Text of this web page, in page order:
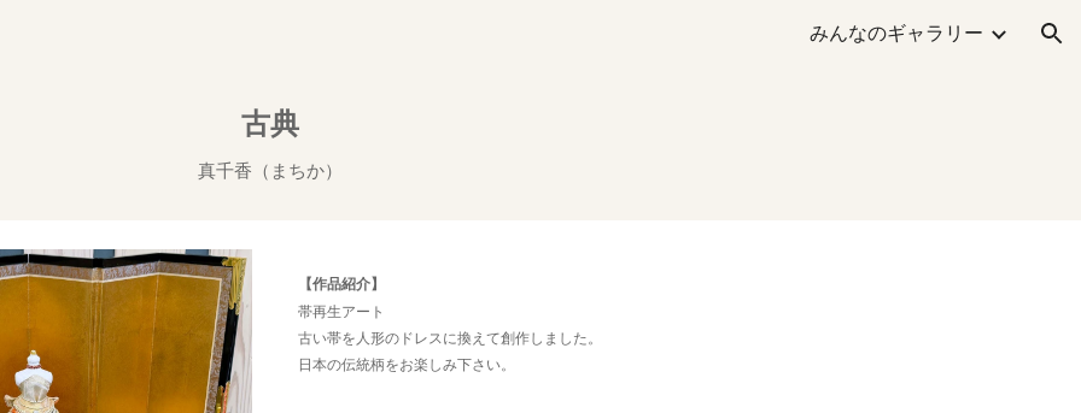
みんなのギャラリー
古典
真千香（まちか）
【作品紹介】
帯再生アート
古い帯を人形のドレスに換えて創作しました。
日本の伝統柄をお楽しみ下さい。